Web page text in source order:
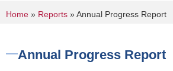
You are here
Home » Reports » Annual Progress Report
Annual Progress Report